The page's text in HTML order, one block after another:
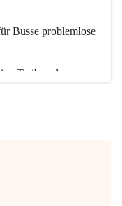
Busse problemlose
Treiben der